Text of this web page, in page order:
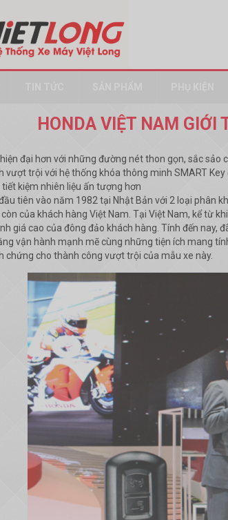
HONDA VIỆT NAM GIỚI
đại hơn với những đường nét thon gọn, sắc sảo
vượt trội với hệ thống khóa thông minh SMART
kiệm nhiên liệu ấn tượng hơn
tiên vào năm 1982 tại Nhật Bản với 2 loại phân
của khách hàng Việt Nam. Tại Việt Nam, kể từ
giá cao của đông đảo khách hàng. Tính đến nay,
vận hành mạnh mẽ cùng những tiện ích mang
chứng cho thành công vượt trội của mẫu xe này.